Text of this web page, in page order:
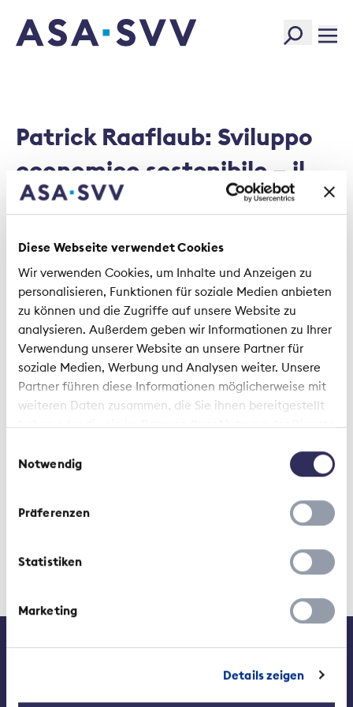
Diese Webseite verwendet Cookies
Wir verwenden Cookies, um Inhalte und Anzeigen zu
personalisieren, Funktionen für soziale Medien anbieten
zu können und die Zugriffe auf unsere Website zu
analysieren. Außerdem geben wir Informationen zu Ihrer
Verwendung unserer Website an unsere Partner für
soziale Medien, Werbung und Analysen weiter. Unsere
Partner führen diese Informationen möglicherweise mit
weiteren Daten zusammen, die Sie ihnen bereitgestellt
haben oder die sie im Rahmen Ihrer Nutzung der Dienste
Notwendig
Präferenzen
Statistiken
Marketing
Details zeigen
SVV Logo
Patrick Raaflaub: Sviluppo
economico sostenibile – il
contributo del settore
assicurativo (slides)
1901_JMK_Slides_Raaflaub_IT.pdf
Size:
Type:
PDF
Created:
2019-01-31
Changed:
2019-01-31
Media